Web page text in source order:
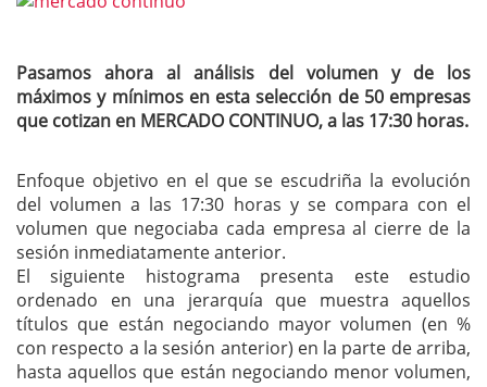
Pasamos ahora al análisis del volumen y de los
máximos y mínimos en esta selección de 50 empresas
que cotizan en MERCADO CONTINUO, a las 17:30 horas.
Enfoque objetivo en el que se escudriña la evolución
del volumen a las 17:30 horas y se compara con el
volumen que negociaba cada empresa al cierre de la
sesión inmediatamente anterior.
El siguiente histograma presenta este estudio
ordenado en una jerarquía que muestra aquellos
títulos que están negociando mayor volumen (en %
con respecto a la sesión anterior) en la parte de arriba,
hasta aquellos que están negociando menor volumen,